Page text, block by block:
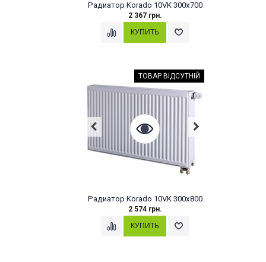
Радиатор Korado 10VK 300x700
2 367 грн.
ТОВАР ВІДСУТНІЙ
Радиатор Korado 10VK 300x800
2 574 грн.